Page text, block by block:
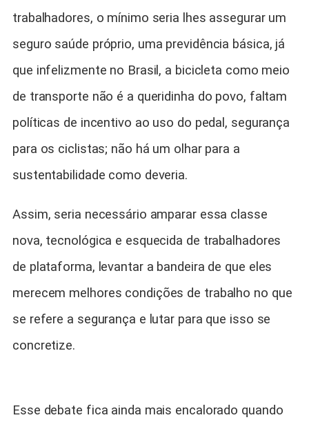
trabalhadores, o mínimo seria lhes assegurar um
seguro saúde próprio, uma previdência básica, já
que infelizmente no Brasil, a bicicleta como meio
de transporte não é a queridinha do povo, faltam
políticas de incentivo ao uso do pedal, segurança
para os ciclistas; não há um olhar para a
sustentabilidade como deveria.
Assim, seria necessário amparar essa classe
nova, tecnológica e esquecida de trabalhadores
de plataforma, levantar a bandeira de que eles
merecem melhores condições de trabalho no que
se refere a segurança e lutar para que isso se
concretize.
Esse debate fica ainda mais encalorado quando